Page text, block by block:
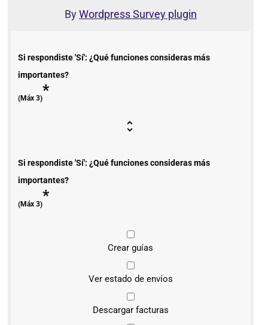
ByWordpress Survey plugin
Si respondiste 'Sí': ¿Qué funciones consideras más
importantes?
(Máx 3)*
Si respondiste 'Sí': ¿Qué funciones consideras más
importantes?
(Máx 3)*
Crear guías
Ver estado de envíos
Descargar facturas